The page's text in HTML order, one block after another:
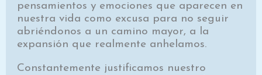
pensamientos y emociones que aparecen en
nuestra vida como excusa para no seguir
abriéndonos a un camino mayor, a la
expansión que realmente anhelamos.
Constantemente justificamos nuestro